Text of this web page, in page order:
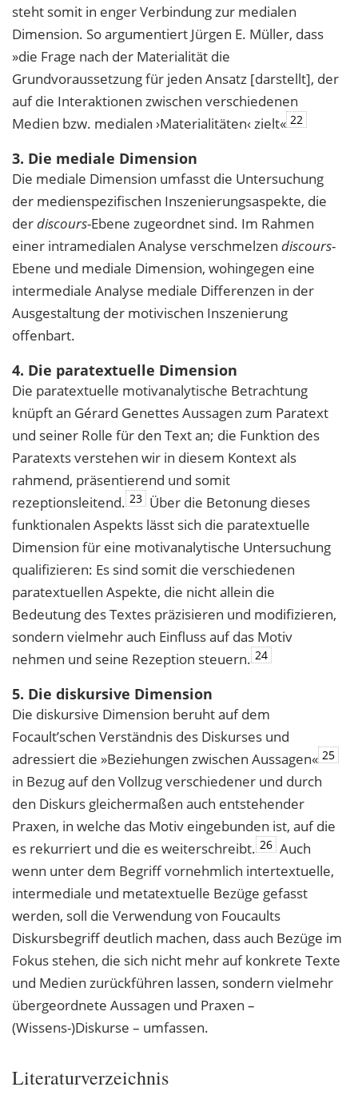
steht somit in enger Verbindung zur medialen
Dimension. So argumentiert Jürgen E. Müller, dass
»die Frage nach der Materialität die
Grundvoraussetzung für jeden Ansatz [darstellt], der
auf die Interaktionen zwischen verschiedenen
Medien bzw. medialen ›Materialitäten‹ zielt« 22
3. Die mediale Dimension
Die mediale Dimension umfasst die Untersuchung
der medienspezifischen Inszenierungsaspekte, die
derdiscours-Ebene zugeordnet sind. Im Rahmen
einer intramedialen Analyse verschmelzen discours-
Ebene und mediale Dimension, wohingegen eine
intermediale Analyse mediale Differenzen in der
Ausgestaltung der motivischen Inszenierung
offenbart.
4. Die paratextuelle Dimension
Die paratextuelle motivanalytische Betrachtung
knüpft an Gérard Genettes Aussagen zum Paratext
und seiner Rolle für den Text an; die Funktion des
Paratexts verstehen wir in diesem Kontext als
rahmend, präsentierend und somit
rezeptionsleitend. 23 Über die Betonung dieses
funktionalen Aspekts lässt sich die paratextuelle
Dimension für eine motivanalytische Untersuchung
qualifizieren: Es sind somit die verschiedenen
paratextuellen Aspekte, die nicht allein die
Bedeutung des Textes präzisieren und modifizieren,
sondern vielmehr auch Einfluss auf das Motiv
nehmen und seine Rezeption steuern. 24
5. Die diskursive Dimension
Die diskursive Dimension beruht auf dem
Focault’schen Verständnis des Diskurses und
adressiert die »Beziehungen zwischen Aussagen« 25
in Bezug auf den Vollzug verschiedener und durch
den Diskurs gleichermaßen auch entstehender
Praxen, in welche das Motiv eingebunden ist, auf die
es rekurriert und die es weiterschreibt. 26 Auch
wenn unter dem Begriff vornehmlich intertextuelle,
intermediale und metatextuelle Bezüge gefasst
werden, soll die Verwendung von Foucaults
Diskursbegriff deutlich machen, dass auch Bezüge im
Fokus stehen, die sich nicht mehr auf konkrete Texte
und Medien zurückführen lassen, sondern vielmehr
übergeordnete Aussagen und Praxen –
(Wissens-)Diskurse – umfassen.
Literaturverzeichnis